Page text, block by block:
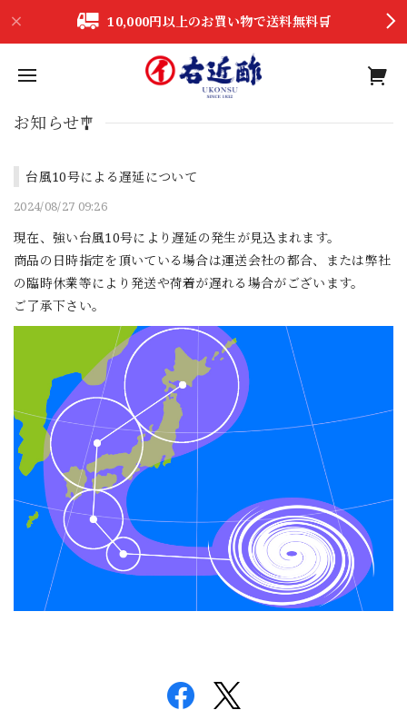
10,000円以上のお買い物で送料無料🛒
お知らせ🎐
台風10号による遅延について
2024/08/27 09:26
現在、強い台風10号により遅延の発生が見込まれます。
商品の日時指定を頂いている場合は運送会社の都合、または弊社
の臨時休業等により発送や荷着が遅れる場合がございます。
ご了承下さい。